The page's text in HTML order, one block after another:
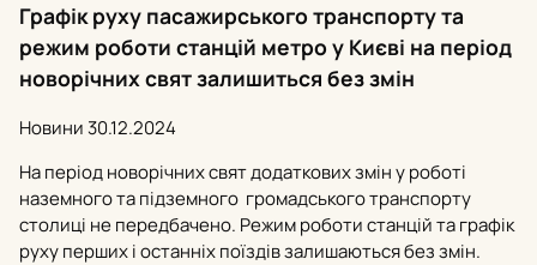
Графік руху пасажирського транспорту та
режим роботи станцій метро у Києві на період
новорічних свят залишиться без змін
Новини 30.12.2024
На період новорічних свят додаткових змін у роботі
наземного та підземного громадського транспорту
столиці не передбачено. Режим роботи станцій та графік
руху перших і останніх поїздів залишаються без змін.